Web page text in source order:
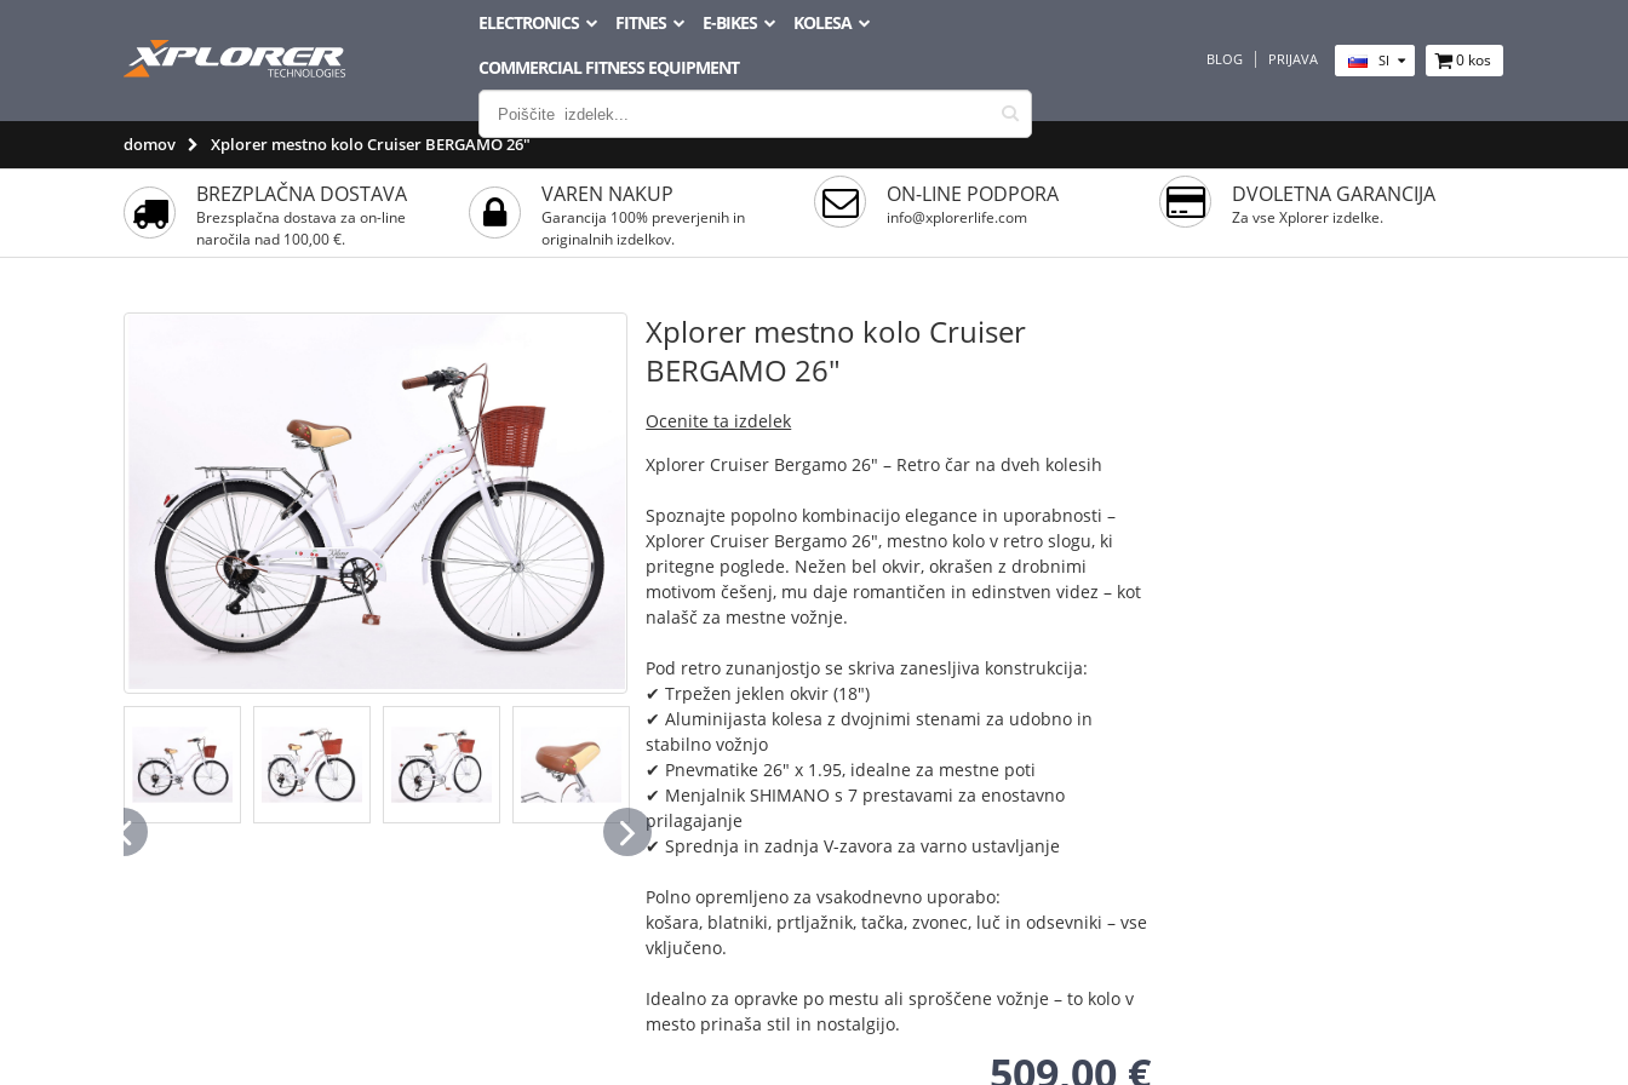
ELECTRONICS FITNES E-BIKES
KOLESA
COMMERCIAL FITNESS EQUIPMENT
BLOG PRIJAVA SI 0 kos
domov Xplorer mestno kolo Cruiser BERGAMO 26"
BREZPLAČNA DOSTAVA
Brezsplačna dostava za on-line
naročila nad 100,00 €.
VAREN NAKUP
Garancija 100% preverjenih in
originalnih izdelkov.
ON-LINE PODPORA
info@xplorerlife.com
DVOLETNA GARANCIJA
Za vse Xplorer izdelke.
Xplorer mestno kolo Cruiser
BERGAMO 26"
Ocenite ta izdelek
Xplorer Cruiser Bergamo 26" – Retro čar na dveh kolesih
Spoznajte popolno kombinacijo elegance in uporabnosti –
Xplorer Cruiser Bergamo 26", mestno kolo v retro slogu, ki
pritegne poglede. Nežen bel okvir, okrašen z drobnimi
motivom češenj, mu daje romantičen in edinstven videz – kot
nalašč za mestne vožnje.
Pod retro zunanjostjo se skriva zanesljiva konstrukcija:
✔ Trpežen jeklen okvir (18")
✔ Aluminijasta kolesa z dvojnimi stenami za udobno in
stabilno vožnjo
✔ Pnevmatike 26" x 1.95, idealne za mestne poti
✔ Menjalnik SHIMANO s 7 prestavami za enostavno
prilagajanje
✔ Sprednja in zadnja V-zavora za varno ustavljanje
Polno opremljeno za vsakodnevno uporabo:
košara, blatniki, prtljažnik, tačka, zvonec, luč in odsevniki – vse
vključeno.
Idealno za opravke po mestu ali sproščene vožnje – to kolo v
mesto prinaša stil in nostalgijo.
509,00 €